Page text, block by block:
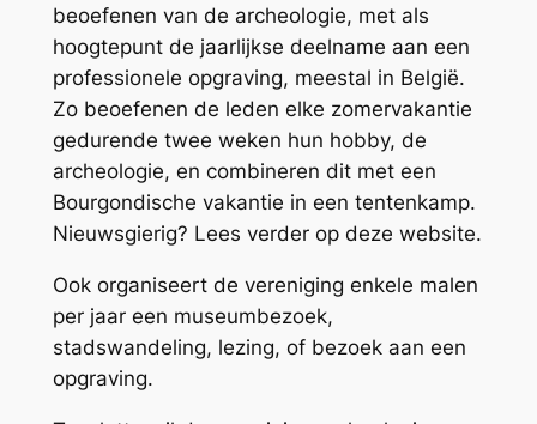
beoefenen van de archeologie, met als
hoogtepunt de jaarlijkse deelname aan een
professionele opgraving, meestal in België.
Zo beoefenen de leden elke zomervakantie
gedurende twee weken hun hobby, de
archeologie, en combineren dit met een
Bourgondische vakantie in een tentenkamp.
Nieuwsgierig? Lees verder op deze website.
Ook organiseert de vereniging enkele malen
per jaar een museumbezoek,
stadswandeling, lezing, of bezoek aan een
opgraving.